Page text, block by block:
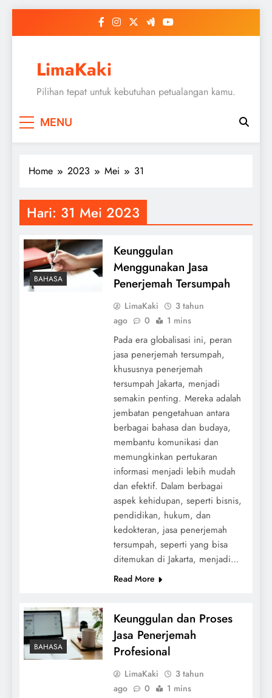
LimaKaki
Pilihan tepat untuk kebutuhan petualangan kamu.
MENU
Home 2023 Mei 31
Hari: 31 Mei 2023
BAHASA
Keunggulan
Menggunakan Jasa
Penerjemah Tersumpah
LimaKaki
3 tahun
ago
0 1 mins
Pada era globalisasi ini, peran
jasa penerjemah tersumpah,
khususnya penerjemah
tersumpah Jakarta, menjadi
semakin penting. Mereka adalah
jembatan pengetahuan antara
berbagai bahasa dan budaya,
membantu komunikasi dan
memungkinkan pertukaran
informasi menjadi lebih mudah
dan efektif. Dalam berbagai
aspek kehidupan, seperti bisnis,
pendidikan, hukum, dan
kedokteran, jasa penerjemah
tersumpah, seperti yang bisa
ditemukan di Jakarta, menjadi…
Read More
BAHASA
Keunggulan dan Proses
Jasa Penerjemah
Profesional
LimaKaki
3 tahun
ago
0 1 mins